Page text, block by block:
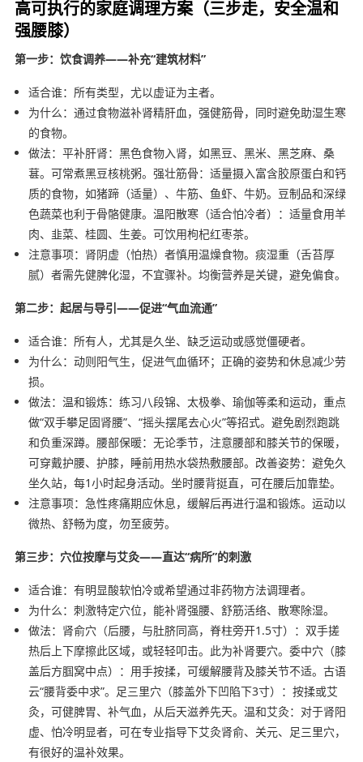
高可执行的家庭调理方案（三步走，安全温和
强腰膝）
第一步：饮食调养——补充“建筑材料”
适合谁：所有类型，尤以虚证为主者。
为什么：通过食物滋补肾精肝血，强健筋骨，同时避免助湿生寒
的食物。
做法：平补肝肾：黑色食物入肾，如黑豆、黑米、黑芝麻、桑
葚。可常煮黑豆核桃粥。强壮筋骨：适量摄入富含胶原蛋白和钙
质的食物，如猪蹄（适量）、牛筋、鱼虾、牛奶。豆制品和深绿
色蔬菜也利于骨骼健康。温阳散寒（适合怕冷者）：适量食用羊
肉、韭菜、桂圆、生姜。可饮用枸杞红枣茶。
注意事项：肾阴虚（怕热）者慎用温燥食物。痰湿重（舌苔厚
腻）者需先健脾化湿，不宜骤补。均衡营养是关键，避免偏食。
第二步：起居与导引——促进“气血流通”
适合谁：所有人，尤其是久坐、缺乏运动或感觉僵硬者。
为什么：动则阳气生，促进气血循环；正确的姿势和休息减少劳
损。
做法：温和锻炼：练习八段锦、太极拳、瑜伽等柔和运动，重点
做“双手攀足固肾腰”、“摇头摆尾去心火”等招式。避免剧烈跑跳
和负重深蹲。腰部保暖：无论季节，注意腰部和膝关节的保暖，
可穿戴护腰、护膝，睡前用热水袋热敷腰部。改善姿势：避免久
坐久站，每1小时起身活动。坐时腰背挺直，可在腰后加靠垫。
注意事项：急性疼痛期应休息，缓解后再进行温和锻炼。运动以
微热、舒畅为度，勿至疲劳。
第三步：穴位按摩与艾灸——直达“病所”的刺激
适合谁：有明显酸软怕冷或希望通过非药物方法调理者。
为什么：刺激特定穴位，能补肾强腰、舒筋活络、散寒除湿。
做法：肾俞穴（后腰，与肚脐同高，脊柱旁开1.5寸）：双手搓
热后上下摩擦此区域，或轻轻叩击。此为补肾要穴。委中穴（膝
盖后方腘窝中点）：用手按揉，可缓解腰背及膝关节不适。古语
云“腰背委中求”。足三里穴（膝盖外下凹陷下3寸）：按揉或艾
灸，可健脾胃、补气血，从后天滋养先天。温和艾灸：对于肾阳
虚、怕冷明显者，可在专业指导下艾灸肾俞、关元、足三里穴，
有很好的温补效果。